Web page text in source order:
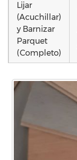
Lijar
(Acuchillar)
y Barnizar
Parquet
(Completo)
parquet o
Comercial